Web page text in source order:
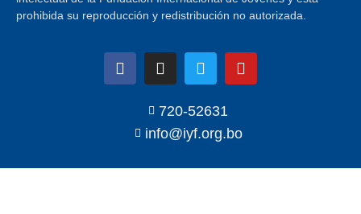
prohibida su reproducción y redistribución no autorizada.
720-52631
info@iyf.org.bo